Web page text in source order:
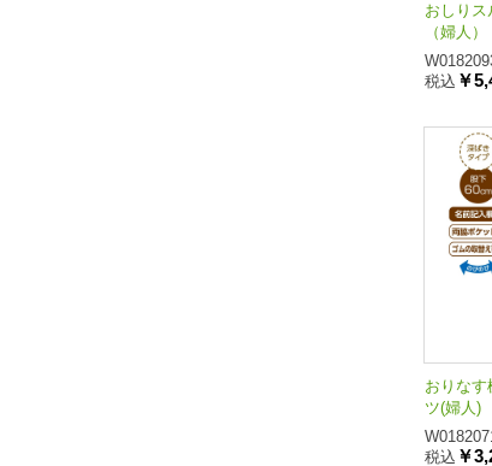
おしりス
（婦人）
税込 ￥
おりなす
ツ(婦人)
税込 ￥